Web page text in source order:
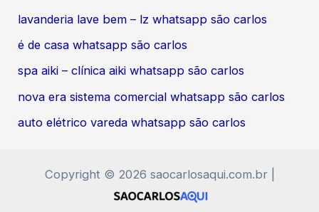
lavanderia lave bem – lz whatsapp são carlos
é de casa whatsapp são carlos
spa aiki – clínica aiki whatsapp são carlos
nova era sistema comercial whatsapp são carlos
auto elétrico vareda whatsapp são carlos
Copyright © 2026 saocarlosaqui.com.br |